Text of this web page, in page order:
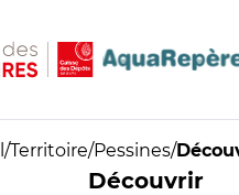
/Territoire/Pessines/
Découvrir